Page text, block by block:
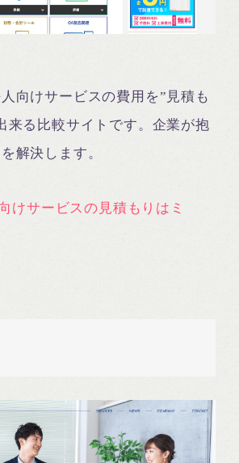
向けサービスの費用を”見積も
来る比較サイトです。企業が抱
解決します。
けサービスの見積もりはミ